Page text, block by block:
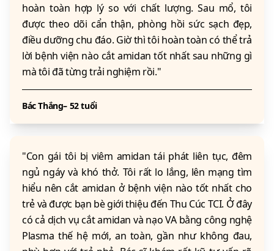
hoàn toàn hợp lý so với chất lượng. Sau mổ, tôi
được theo dõi cẩn thận, phòng hồi sức sạch đẹp,
điều dưỡng chu đáo. Giờ thì tôi hoàn toàn có thể trả
lời bệnh viện nào cắt amidan tốt nhất sau những gì
mà tôi đã từng trải nghiệm rồi."
Bác Thắng– 52 tuổi
"Con gái tôi bị viêm amidan tái phát liên tục, đêm
ngủ ngáy và khó thở. Tôi rất lo lắng, lên mạng tìm
hiểu nên cắt amidan ở bệnh viện nào tốt nhất cho
trẻ và được bạn bè giới thiệu đến Thu Cúc TCI. Ở đây
có cả dịch vụ cắt amidan và nạo VA bằng công nghệ
Plasma thế hệ mới, an toàn, gần như không đau,